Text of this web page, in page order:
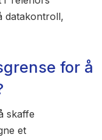
datakontroll,
for å
skaffe
et